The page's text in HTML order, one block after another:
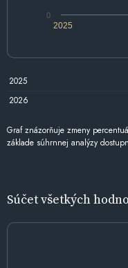
2025
0
2025
2026
Graf znázorňuje zmeny
základe súhrnnej analýzy
Súčet všetkých